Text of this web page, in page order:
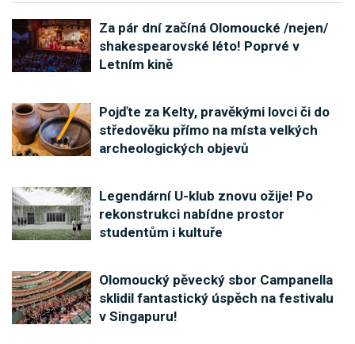
Za pár dní začíná Olomoucké /nejen/
shakespearovské léto! Poprvé v
Letním kině
Pojďte za Kelty, pravěkými lovci či do
středověku přímo na místa velkých
archeologických objevů
Legendární U-klub znovu ožije! Po
rekonstrukci nabídne prostor
studentům i kultuře
Olomoucký pěvecký sbor Campanella
sklidil fantastický úspěch na festivalu
v Singapuru!